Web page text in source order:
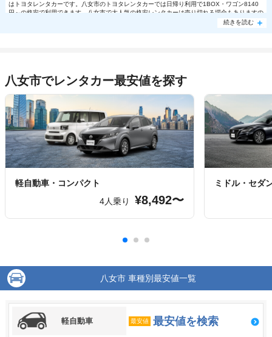
はトヨタレンタカーです。八女市のトヨタレンタカーでは日帰り利用で1BOX・ワゴン8140
円～の格安で利用できます。八女市で大人気の格安レンタカーは売り切れる場合もありますの
続きを読む
八女市でレンタカー最安値を探す
軽自動車・コンパクト
4人乗り
¥8,492〜
ミドル・セダ
八女市 車種別最安値一覧
軽自動車 最安値 最安値を検索